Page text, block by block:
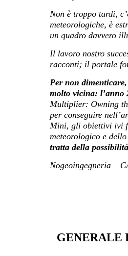
Non è troppo tardi,
meteorologiche, è
un quadro davvero
Il lavoro nostro
racconti; il portale
Per non
molto vicina: l’anno
Multiplier: Owning
per conseguire
Mini, gli obiettivi ivi
meteorologico e
tratta della
Nogeoingegneria –
GENERALE